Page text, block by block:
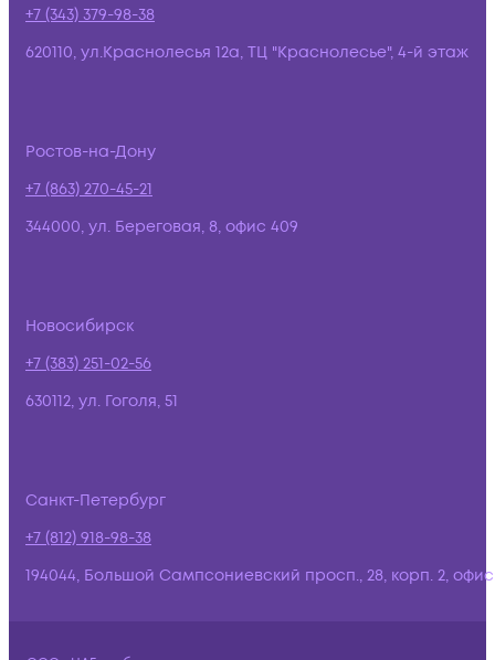
+7 (343) 379-98-38
620110, ул.Краснолесья 12а, ТЦ "Краснолесье", 4-й этаж
Ростов-на-Дону
+7 (863) 270-45-21
344000, ул. Береговая, 8, офис 409
Новосибирск
+7 (383) 251-02-56
630112, ул. Гоголя, 51
Санкт-Петербург
+7 (812) 918-98-38
194044, Большой Сампсониевский просп., 28, корп. 2,